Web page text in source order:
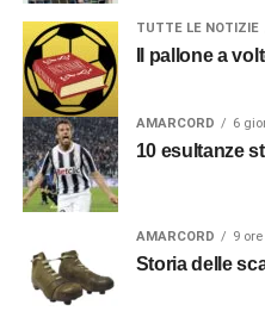
TUTTE LE NOTIZIE
Il pallone a
AMARCORD 6
10 esultanze
AMARCORD 9
Storia delle